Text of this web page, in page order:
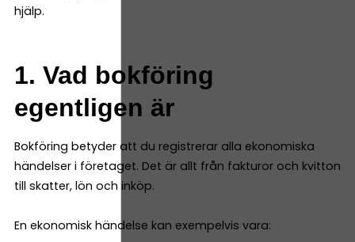
hjälp.
1. Vad bokföring
egentligen är
Bokföring betyder att du registrerar alla ekonomiska
händelser i företaget. Det är allt från fakturor och kvitton
till skatter, lön och inköp.
En ekonomisk händelse kan exempelvis vara: